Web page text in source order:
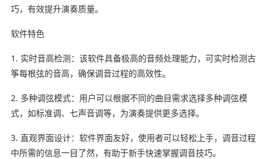
巧，有效提升演奏质量。
软件特色
1. 实时音高检测：该软件具备极高的音频处理能力，可实时检测古
筝每根弦的音高，确保调音过程的高效性。
2. 多种调弦模式：用户可以根据不同的曲目需求选择多种调弦模
式，如标准调、七声音调等，为演奏提供更多选择。
3. 直观界面设计：软件界面友好，使用者可以轻松上手，调音过程
中所需的信息一目了然，有助于新手快速掌握调音技巧。